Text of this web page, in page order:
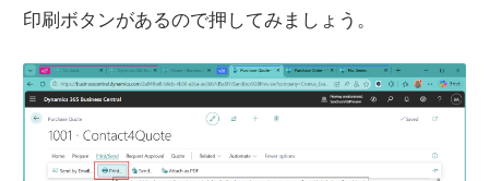
印刷ボタンがあるので押してみましょう。